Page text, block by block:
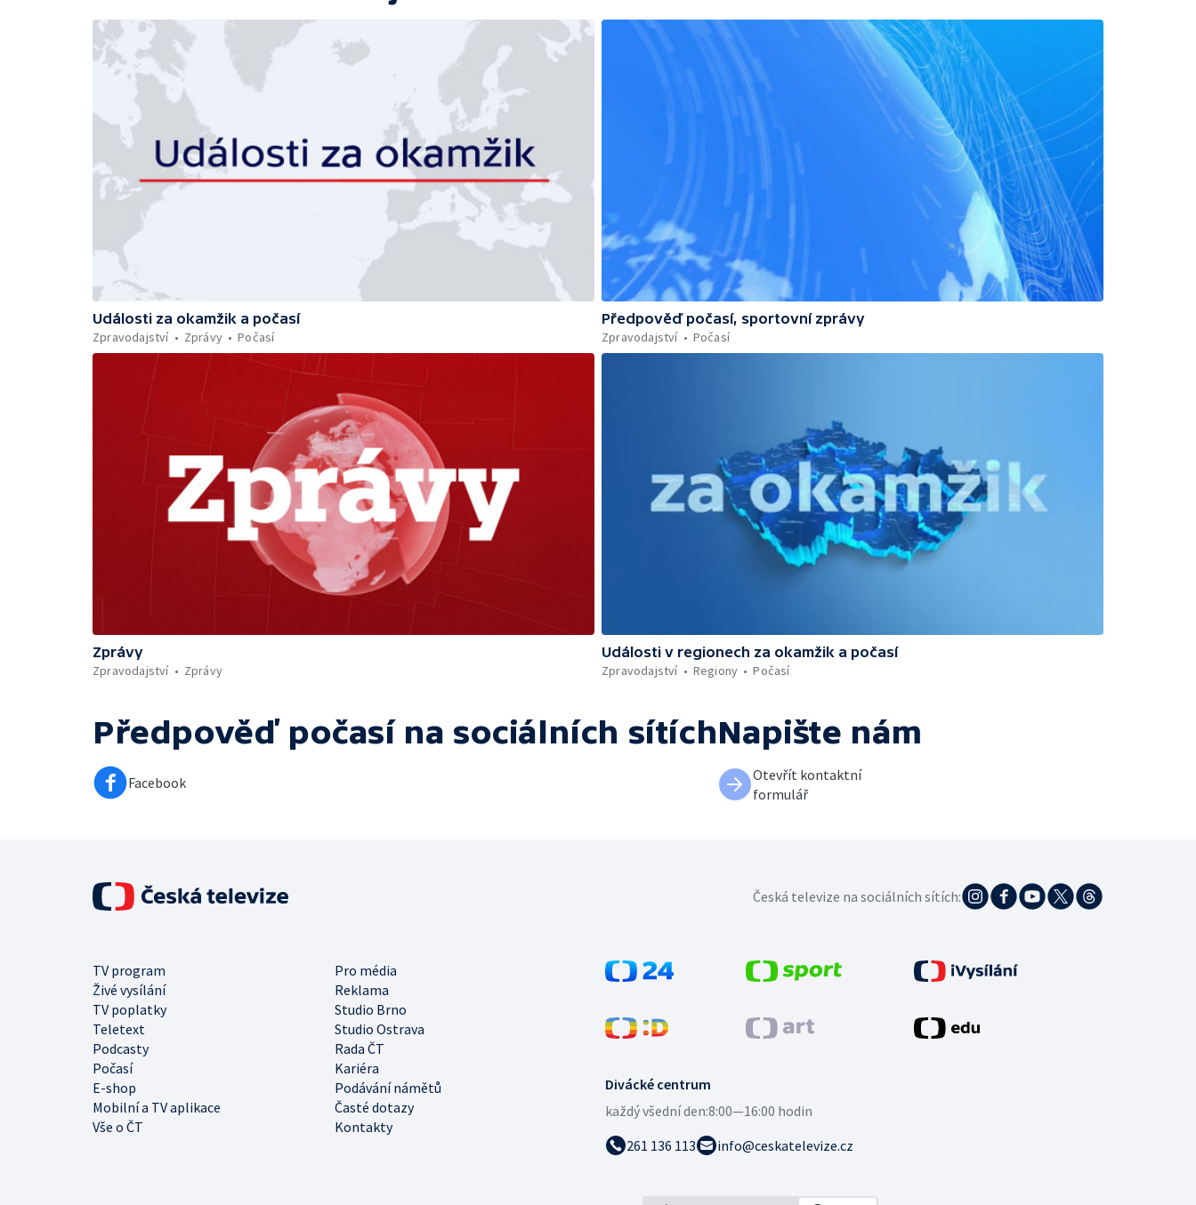
Události za okamžik a počasí
Zpravodajství
Zprávy Počasí
Předpověď počasí, sportovní zprávy
Zpravodajství
Počasí
Zprávy
Zpravodajství
Zprávy
Události v regionech za okamžik a počasí
Zpravodajství
Regiony Počasí
Předpověď počasí na sociálních sítích
Facebook
Napište nám
Otevřít kontaktní
formulář
Divácké centrum
každý všední den:8:00—16:00 hodin
261 136 113
info@ceskatelevize.cz
TV program
Pro média
Živé vysílání
Reklama
TV poplatky
Studio Brno
Teletext
Studio Ostrava
Podcasty
Rada ČT
Počasí
Kariéra
E-shop
Podávání námětů
Mobilní a TV aplikace
Časté dotazy
Vše o ČT
Kontakty
Česká televize na sociálních sítích: